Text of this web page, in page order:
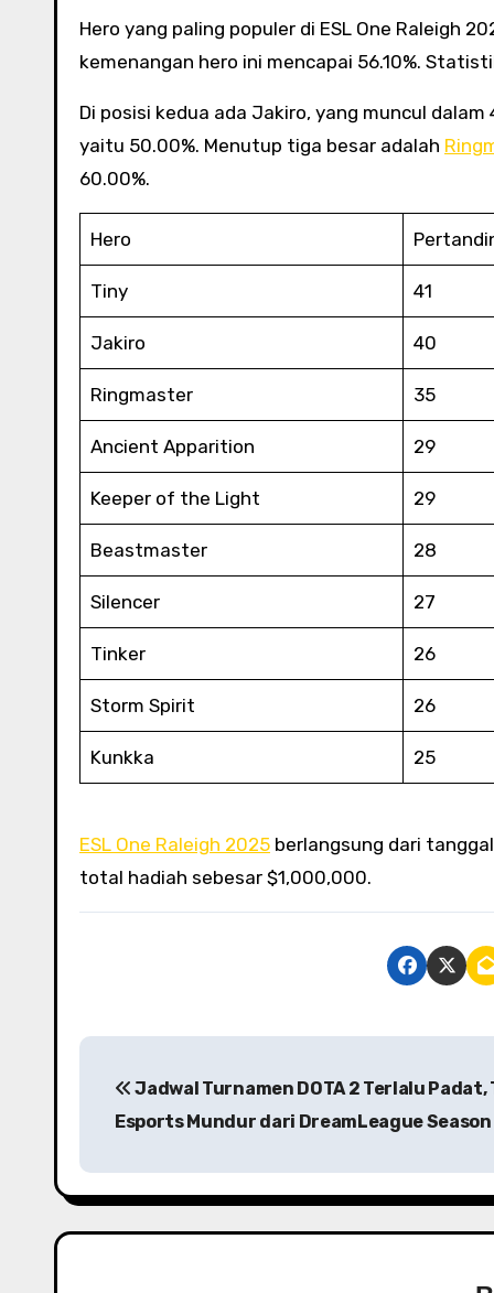
Hero yang paling populer di ESL One Raleigh 2025 adalah Tiny, yang dipilih sebanyak 41 kali. Tingkat
kemenangan hero ini mencapai 56.10%.
Di posisi kedua ada Jakiro, yang muncul
yaitu 50.00%. Menutup tiga besar adalah
60.00%.
Hero
Tiny 41
Jakiro 40
Ringmaster 35
Ancient Apparition 29
Keeper of the Light 29
Beastmaster 28
Silencer 27
Tinker 26
Storm Spirit 26
Kunkka 25
ESL One Raleigh 2025 berlangsung dari
total hadiah sebesar $1,000,000.
t
n
Jadwal Turnamen DOTA 2 Terlalu Padat,
Esports Mundur dari DreamLeague